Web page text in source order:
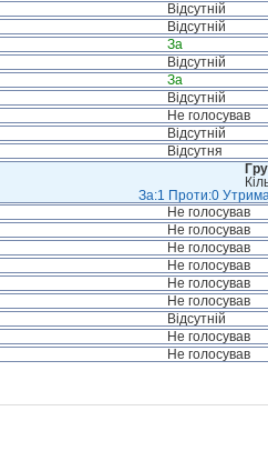
Відсутній
Відсутній
За
Відсутній
За
Відсутній
Не голосував
Відсутній
Відсутня
За:1 Проти:0
Не голосував
Не голосував
Не голосував
Не голосував
Не голосував
Не голосував
Відсутній
Не голосував
Не голосував